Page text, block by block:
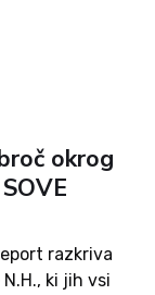
okrog
razkriva
ki jih vsi